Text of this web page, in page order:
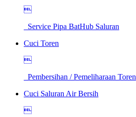

Service Pipa BatHub Saluran
Cuci Toren

Pembersihan / Pemeliharaan Toren
Cuci Saluran Air Bersih
